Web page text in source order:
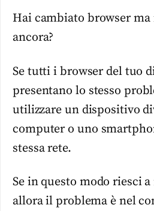
Hai cambiato browser
ancora?
Se tutti i browser del tuo
presentano lo stesso
utilizzare un dispositivo
computer o uno
stessa rete.
Se in questo modo riesci
allora il problema è nel